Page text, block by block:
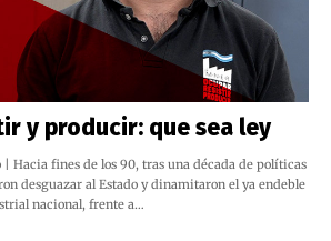
y producir: que sea ley
Hacia fines de los 90, tras una década de políticas
desguazar al Estado y dinamitaron el ya endeble
nacional, frente a…